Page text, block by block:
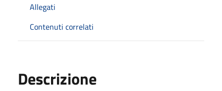
Allegati
Contenuti correlati
Descrizione